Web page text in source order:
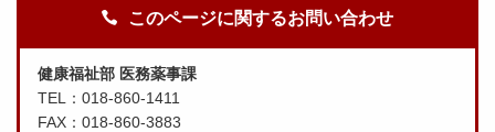
このページに関するお問い合わせ
健康福祉部 医務薬事課
TEL：018-860-1411
FAX：018-860-3883